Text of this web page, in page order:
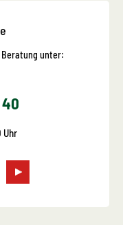
unter:
Uhr